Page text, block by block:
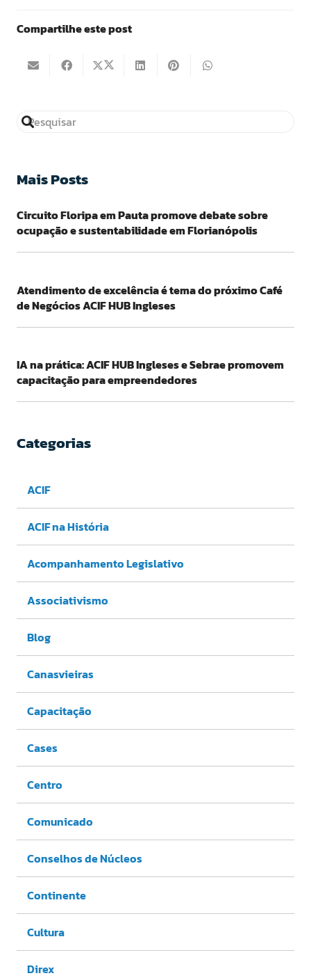
Compartilhe este post
Mais Posts
Circuito Floripa em Pauta promove debate sobre
ocupação e sustentabilidade em Florianópolis
Atendimento de excelência é tema do próximo Café
de Negócios ACIF HUB Ingleses
IA na prática: ACIF HUB Ingleses e Sebrae promovem
capacitação para empreendedores
Categorias
ACIF
ACIF na História
Acompanhamento Legislativo
Associativismo
Blog
Canasvieiras
Capacitação
Cases
Centro
Comunicado
Conselhos de Núcleos
Continente
Cultura
Direx